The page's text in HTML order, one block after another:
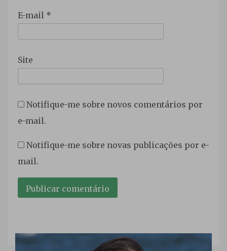
E-mail *
Site
Notifique-me sobre novos comentários por
e-mail.
Notifique-me sobre novas publicações por e-
mail.